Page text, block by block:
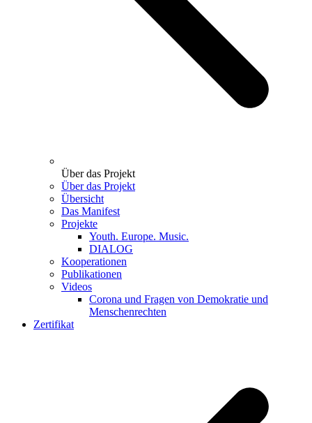
Über das Projekt
Über das Projekt
Übersicht
Das Manifest
Projekte
Youth. Europe. Music.
DIALOG
Kooperationen
Publikationen
Videos
Corona und Fragen von Demokratie und
Menschenrechten
Zertifikat